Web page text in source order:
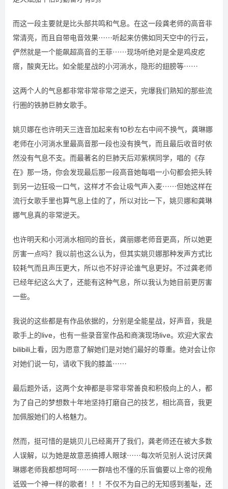
而这一段主要就是比头部共鸣和气息。在这一段龚老师的高音非
常清亮，而且自带电音效果⋯⋯听起来仿佛如同天空中的行云，
俨然就是一个能飙超高音的王菲⋯⋯现场听绝对是全是鸡皮疙
瘩，酸爽无比。如全能星战的小河淌水，隐形的翅膀等⋯⋯
这两个人的气息都非常非常非常之逆天，完爆我们熟知的那些流
行圈的铁肺巨肺女歌手。
姚贝娜在也许明天三连音加起来有10秒左右中间不换气，龚琳娜
老师在小河淌水里最高音那一段也没有换气，而且最后收音时依
然没有气息不支。而最著名的巨肺天后邓紫棋同学，唱的《存
在》那一场，你会发现最后那一段高音她每唱一小句都会把头转
到另一边狂吸一口气，这样才不会让吸气声入麦⋯⋯但她这样在
流行女歌手里也算气息上佳的了，所以对比一下，姚贝娜和龚琳
娜气息真的非常逆天。
也许明天和小河淌水相同的音长，龚丽娜老师音更高，所以她更
厉害一点吗？我以前也这么认为，但其实姚贝娜那种发声方式比
较耗气而且声压更大，所以也不好评论谁气息更好。不过龚老师
已经年纪这么大了，还能有这种气息，所以我认为她目前更厉害
一些。
我说的这些都是有作品依据的，分别是全能星战，好声音，我是
歌手上的live，也有一些录音室作品和商演现场live。欢迎大家去
bilibili上看，因为愿意了解她们是对她们最好的尊重。绝对会让你
对她们说一句，请收下我的膝盖⋯⋯
最后题外话，这两个女神都是非常非常善良和积极向上的人，都
为了自己的梦想数十年地坚持打磨自己的技艺，相比高音，我更
加佩服她们的人格魅力。
然而，挺可惜的是姚贝儿已经离开了我们，龚老师还在被大多数
人误解，以为她是故意恶搞搏人眼球⋯⋯每次听见别人说讨厌龚
琳娜老师我都想呵呵⋯⋯一群啥也不懂的乐盲偏要以上帝的视角
诋毁一个神一样的歌者！！！不仅不为自己的无知感到羞耻，还